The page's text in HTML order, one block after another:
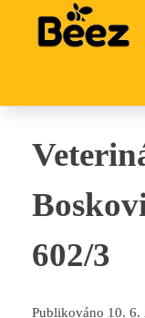
content
602/3
Publikováno 10. 6.